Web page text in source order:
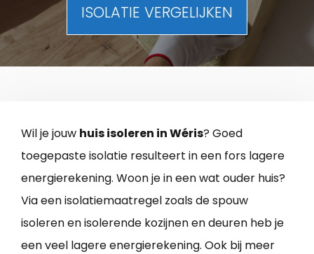
ISOLATIE VERGELIJKEN
Wil je jouw huis isoleren in Wéris? Goed
toegepaste isolatie resulteert in een fors lagere
energierekening. Woon je in een wat ouder huis?
Via een isolatiemaatregel zoals de spouw
isoleren en isolerende kozijnen en deuren heb je
een veel lagere energierekening. Ook bij meer